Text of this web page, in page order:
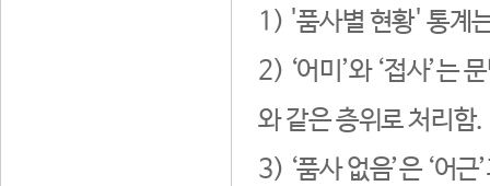
1) '품사별 현황' 통계
2) ‘어미’와 ‘접사’는
와 같은 층위로 처리함.
3) ‘품사 없음’은 ‘어